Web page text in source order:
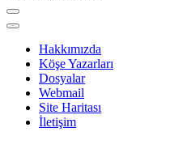
Hakkımızda
Köşe Yazarları
Dosyalar
Webmail
Site Haritası
İletişim